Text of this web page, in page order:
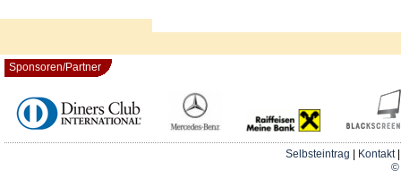
Sponsoren/Partner
Selbsteintrag Kontakt
©